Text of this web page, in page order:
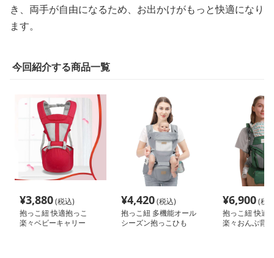
き、両手が自由になるため、お出かけがもっと快適になり
ます。
今回紹介する商品一覧
¥3,880(税込)
抱っこ紐 快適抱っこ
楽々ベビーキャリー
¥4,420(税込)
抱っこ紐 多機能オール
シーズン抱っこひも
¥6,900(税
抱っこ紐 快適
楽々おんぶ背